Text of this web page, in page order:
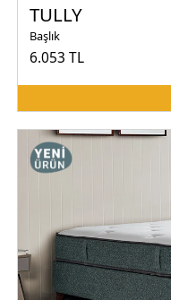
TULLY
Başlık
6.053 TL